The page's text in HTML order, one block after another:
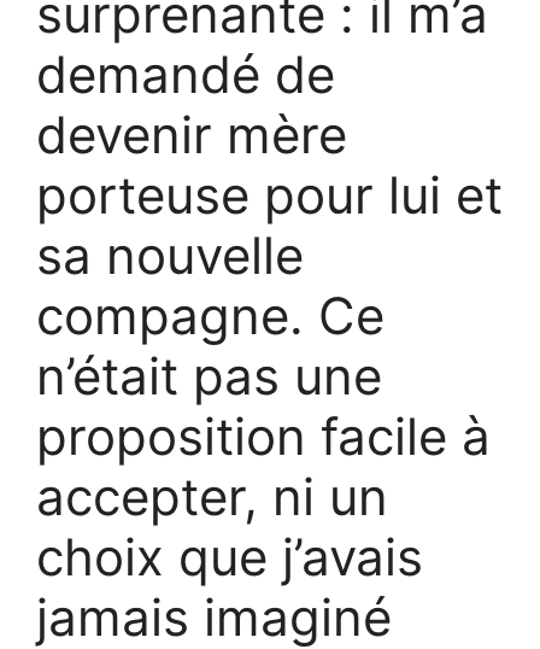
surprenante : il m’a
demandé de
devenir mère
porteuse pour lui et
sa nouvelle
compagne. Ce
n’était pas une
proposition facile à
accepter, ni un
choix que j’avais
jamais imaginé